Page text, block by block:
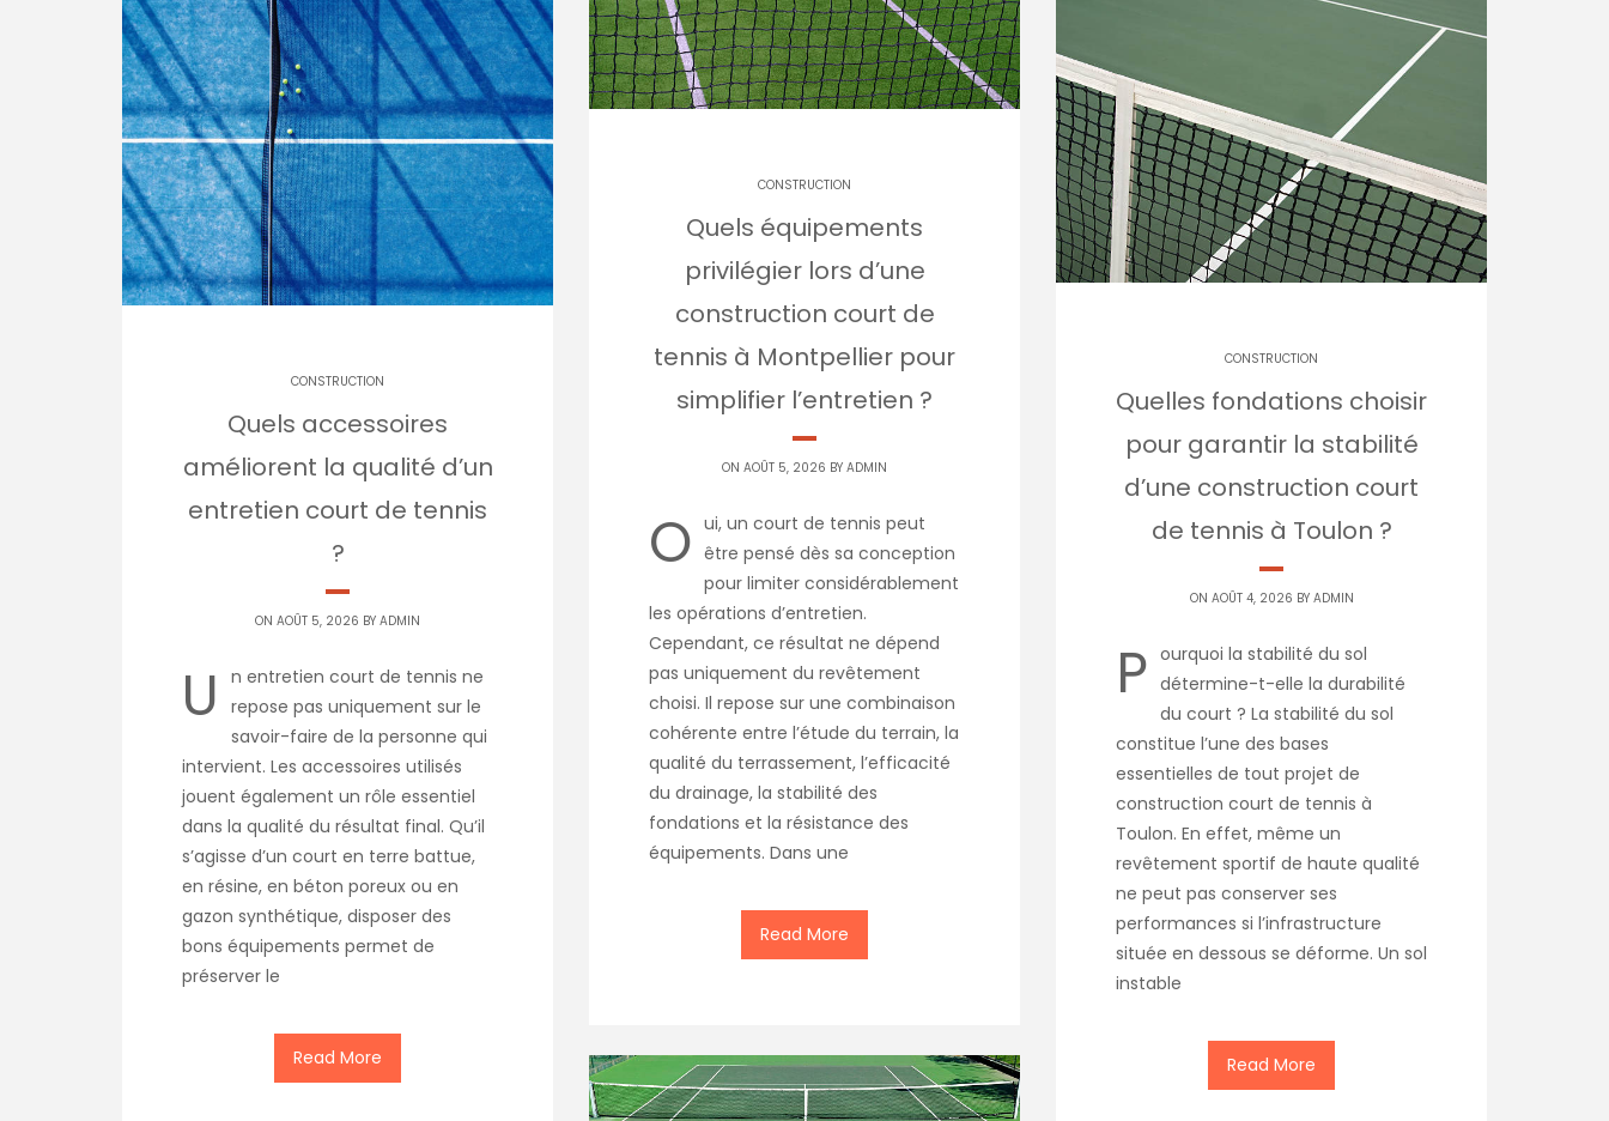
CONSTRUCTION
Quels équipements
privilégier lors d’une
construction court de
tennis à Montpellier pour
simplifier l’entretien ?
ON AOÛT 5, 2026 BY ADMIN
O ui, un court de tennis peut
être pensé dès sa conception
pour limiter considérablement
les opérations d’entretien.
Cependant, ce résultat ne dépend
pas uniquement du revêtement
choisi. Il repose sur une combinaison
cohérente entre l’étude du terrain, la
qualité du terrassement, l’efficacité
du drainage, la stabilité des
fondations et la résistance des
équipements. Dans une
Read More
CONSTRUCTION
Quels accessoires
améliorent la qualité d’un
entretien court de tennis
?
ON AOÛT 5, 2026 BY ADMIN
U
n entretien court de tennis ne
repose pas uniquement sur le
savoir-faire de la personne qui
intervient. Les accessoires utilisés
jouent également un rôle essentiel
dans la qualité du résultat final. Qu’il
s’agisse d’un court en terre battue,
en résine, en béton poreux ou en
gazon synthétique, disposer des
bons équipements permet de
préserver le
Read More
CONSTRUCTION
Quelles fondations choisir
pour garantir la stabilité
d’une construction court
de tennis à Toulon ?
ON AOÛT 4, 2026 BY ADMIN
P ourquoi la stabilité du sol
détermine-t-elle la durabilité
du court ? La stabilité du sol
constitue l’une des bases
essentielles de tout projet de
construction court de tennis à
Toulon. En effet, même un
revêtement sportif de haute qualité
ne peut pas conserver ses
performances si l’infrastructure
située en dessous se déforme. Un sol
instable
Read More